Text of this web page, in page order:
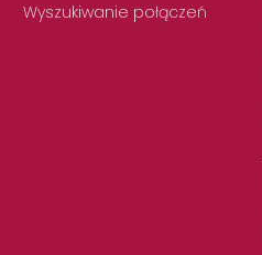
Wyszukiwanie połączeń